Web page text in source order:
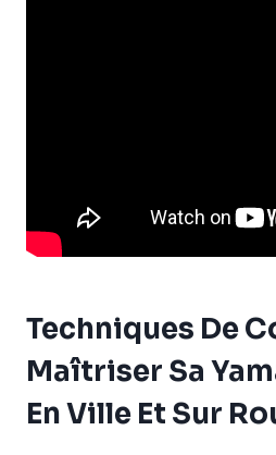
Techniques De
Maîtriser Sa
En Ville Et Sur